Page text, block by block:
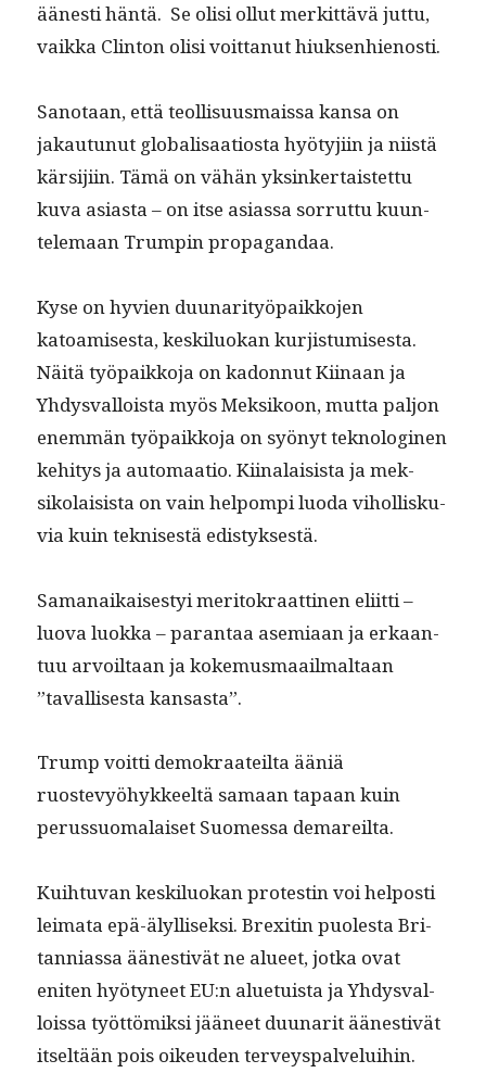
äänesti hän­tä. Se olisi ollut merkit­tävä jut­tu,
vaik­ka Clin­ton olisi voit­tanut hiuksenhienosti.
San­o­taan, että teol­lisu­us­mais­sa kansa on
jakau­tunut glob­al­isaa­tios­ta hyö­tyji­in ja niistä
kär­si­ji­in. Tämä on vähän yksinker­tais­tet­tu
kuva asi­as­ta – on itse asi­as­sa sor­rut­tu kuun­
tele­maan Trumpin propagandaa.
Kyse on hyvien duu­nar­i­työ­paikko­jen
katoamis­es­ta, keskilu­okan kur­jis­tu­mis­es­ta.
Näitä työ­paikko­ja on kadon­nut Kiinaan ja
Yhdys­val­loista myös Mek­sikoon, mut­ta paljon
enem­män työ­paikko­ja on syönyt teknologi­nen
kehi­tys ja automaa­tio. Kiinalai­sista ja mek­
siko­lai­sista on vain helpom­pi luo­da vihol­lisku­
via kuin teknis­es­tä edistyksestä.
Samanaikaises­tyi mer­i­tokraat­ti­nen eli­it­ti –
luo­va luok­ka – paran­taa asemi­aan ja erkaan­
tuu arvoil­taan ja koke­mus­maail­mal­taan
”taval­lis­es­ta kansasta”.
Trump voit­ti demokraateil­ta ääniä
ruostevyöhyk­keeltä samaan tapaan kuin
perus­suo­ma­laiset Suomes­sa demareilta.
Kui­h­tu­van keskilu­okan protestin voi hel­posti
leima­ta epä-älyl­lisek­si. Brex­itin puoles­ta Bri­
tan­ni­as­sa äänes­tivät ne alueet, jot­ka ovat
eniten hyö­tyneet EU:n alue­tu­ista ja Yhdys­val­
lois­sa työt­tömik­si jääneet duu­nar­it äänes­tivät
itseltään pois oikeu­den ter­veyspalvelui­hin.